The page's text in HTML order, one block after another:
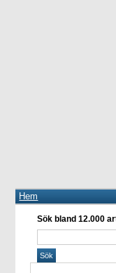
Hem
Sök bland 12.000